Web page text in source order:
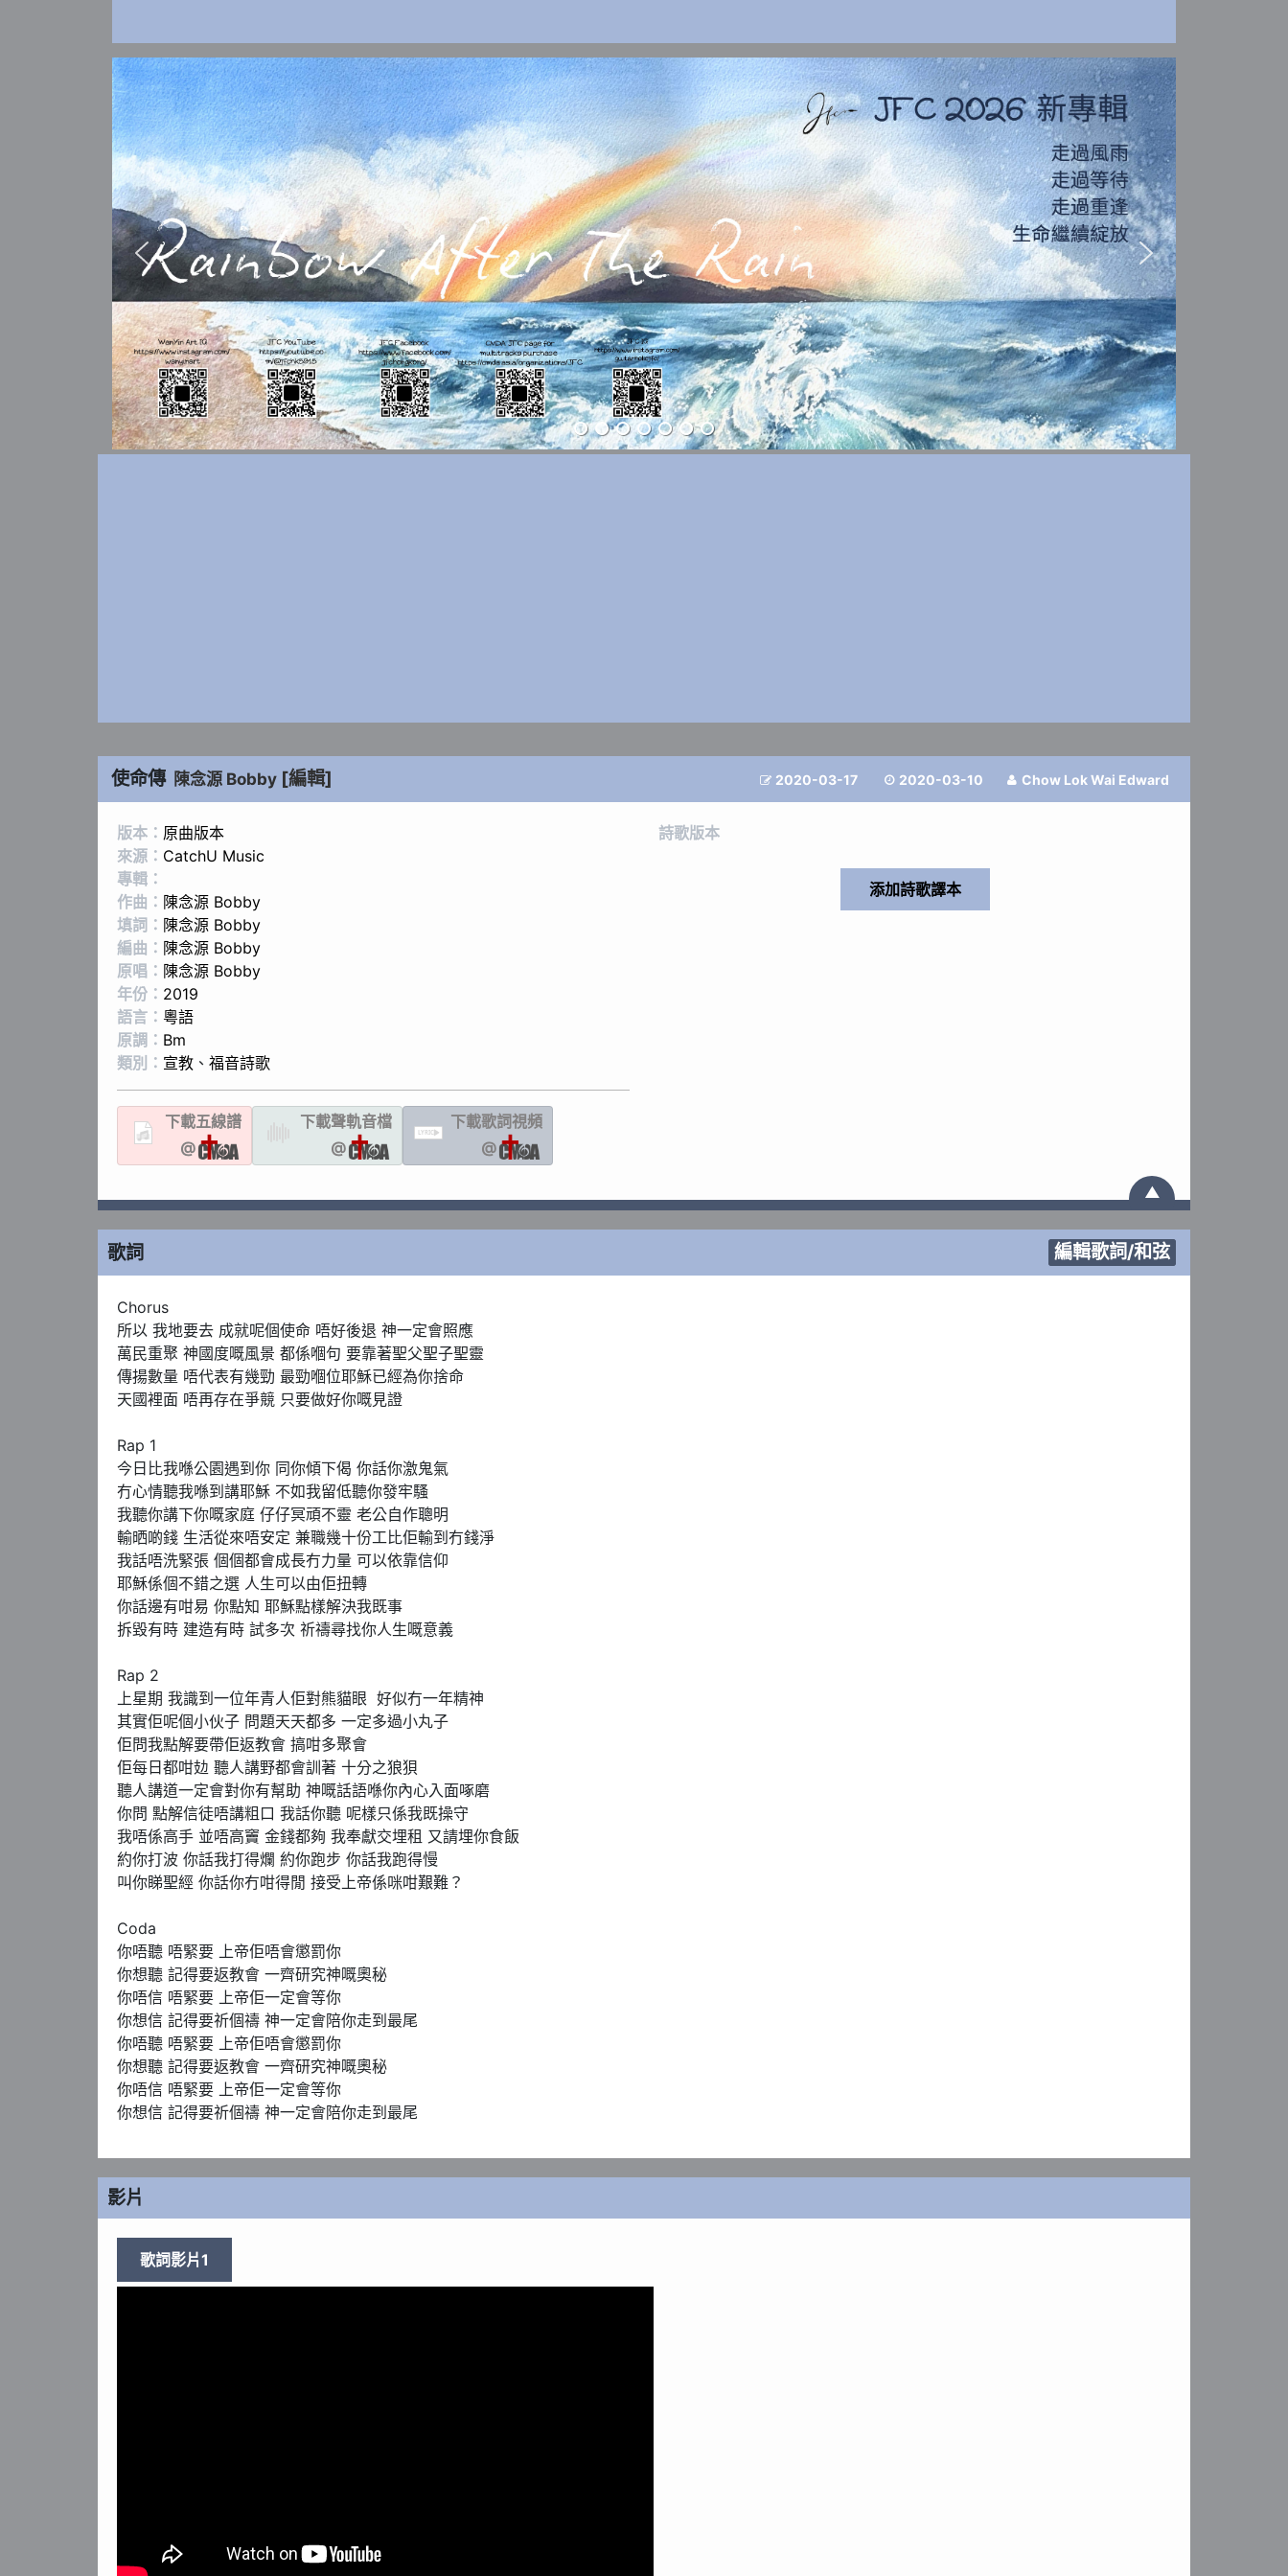
使命傳 陳念源 Bobby [編輯]  2020-03-17  2020-03-10  Chow Lok Wai Edward
版本： 原曲版本
來源： CatchU Music
專輯：
作曲： 陳念源 Bobby
填詞： 陳念源 Bobby
編曲： 陳念源 Bobby
原唱： 陳念源 Bobby
年份： 2019
語言： 粵語
原調： Bm
類別： 宣教 、 福音詩歌
下載五線譜
@
下載聲軌音檔
@
LYRIC
下載歌詞視頻
@
詩歌版本
▲
歌詞 編輯歌詞/和弦
Chorus
所以 我地要去 成就呢個使命 唔好後退 神一定會照應
萬民重聚 神國度嘅風景 都係嗰句 要靠著聖父聖子聖靈
傳揚數量 唔代表有幾勁 最勁嗰位耶穌已經為你捨命
天國裡面 唔再存在爭競 只要做好你嘅見證
Rap 1
今日比我喺公園遇到你 同你傾下偈 你話你激鬼氣
冇心情聽我喺到講耶穌 不如我留低聽你發牢騷
我聽你講下你嘅家庭 仔仔冥頑不靈 老公自作聰明
輸晒啲錢 生活從來唔安定 兼職幾十份工比佢輸到冇錢淨
我話唔洗緊張 個個都會成長冇力量 可以依靠信仰
耶穌係個不錯之選 人生可以由佢扭轉
你話邊有咁易 你點知 耶穌點樣解決我既事
拆毀有時 建造有時 試多次 祈禱尋找你人生嘅意義
Rap 2
上星期 我識到一位年青人佢對熊貓眼  好似冇一年精神
其實佢呢個小伙子 問題天天都多 一定多過小丸子
佢問我點解要帶佢返教會 搞咁多聚會
佢每日都咁攰 聽人講野都會訓著 十分之狼狽
聽人講道一定會對你有幫助 神嘅話語喺你內心入面啄磨
你問 點解信徒唔講粗口 我話你聽 呢樣只係我既操守
我唔係高手 並唔高竇 金錢都夠 我奉獻交埋租 又請埋你食飯
約你打波 你話我打得爛 約你跑步 你話我跑得慢
叫你睇聖經 你話你冇咁得閒 接受上帝係咪咁艱難？
Coda
你唔聽 唔緊要 上帝佢唔會懲罰你
你想聽 記得要返教會 一齊研究神嘅奧秘
你唔信 唔緊要 上帝佢一定會等你
你想信 記得要祈個禱 神一定會陪你走到最尾
你唔聽 唔緊要 上帝佢唔會懲罰你
你想聽 記得要返教會 一齊研究神嘅奧秘
你唔信 唔緊要 上帝佢一定會等你
你想信 記得要祈個禱 神一定會陪你走到最尾
影片
歌詞影片1